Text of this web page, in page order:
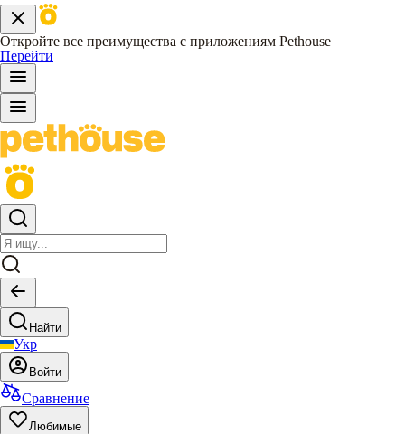
Откройте все преимущества с приложениям Pethouse
Перейти
Найти
Укр
Войти
Сравнение
Любимые